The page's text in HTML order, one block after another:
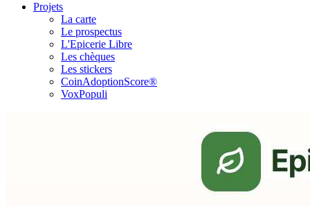
Projets
La carte
Le prospectus
L'Epicerie Libre
Les chèques
Les stickers
CoinAdoptionScore®
VoxPopuli